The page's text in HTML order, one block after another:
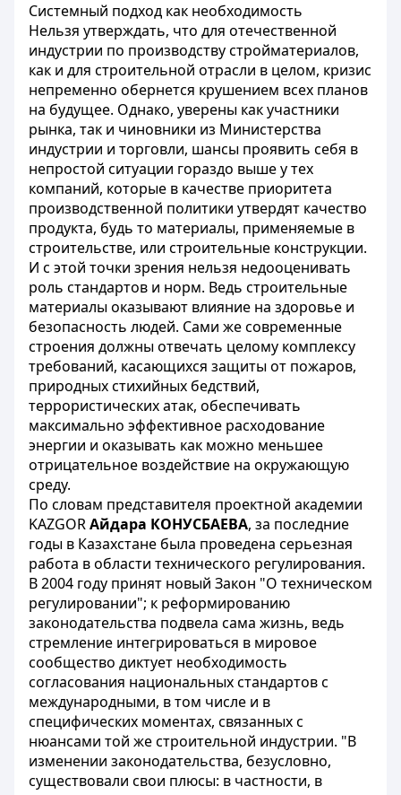
Системный подход как необходимость
Нельзя утверждать, что для отечественной
индустрии по производству стройматериалов,
как и для строительной отрасли в целом, кризис
непременно обернется крушением всех планов
на будущее. Однако, уверены как участники
рынка, так и чиновники из Министерства
индустрии и торговли, шансы проявить себя в
непростой ситуации гораздо выше у тех
компаний, которые в качестве приоритета
производственной политики утвердят качество
продукта, будь то материалы, применяемые в
строительстве, или строительные конструкции.
И с этой точки зрения нельзя недооценивать
роль стандартов и норм. Ведь строительные
материалы оказывают влияние на здоровье и
безопасность людей. Сами же современные
строения должны отвечать целому комплексу
требований, касающихся защиты от пожаров,
природных стихийных бедствий,
террористических атак, обеспечивать
максимально эффективное расходование
энергии и оказывать как можно меньшее
отрицательное воздействие на окружающую
среду.
По словам представителя проектной академии
KAZGORАйдара КОНУСБАЕВА, за последние
годы в Казахстане была проведена серьезная
работа в области технического регулирования.
В 2004 году принят новый Закон "О техническом
регулировании"; к реформированию
законодательства подвела сама жизнь, ведь
стремление интегрироваться в мировое
сообщество диктует необходимость
согласования национальных стандартов с
международными, в том числе и в
специфических моментах, связанных с
нюансами той же строительной индустрии. "В
изменении законодательства, безусловно,
существовали свои плюсы: в частности, в